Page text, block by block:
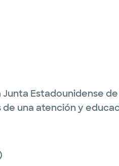
Estadounidense
una atención y